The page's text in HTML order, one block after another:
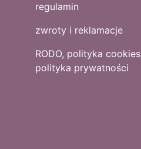
regulamin
zwroty i reklamacje
RODO, polityka cookies
polityka prywatności